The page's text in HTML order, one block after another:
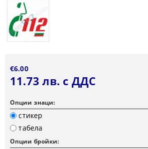
€6.00
11.73 лв. с ДДС
Опции знаци:
стикер
табела
Опции бройки: